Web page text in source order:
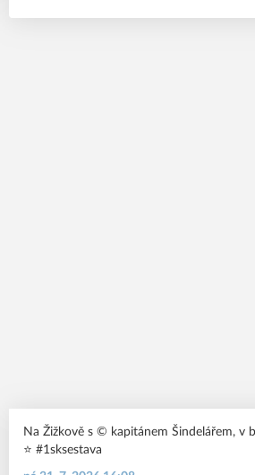
Na Žižkově s ©️ kapitánem Šindelářem, v
⭐️ #1sksestava